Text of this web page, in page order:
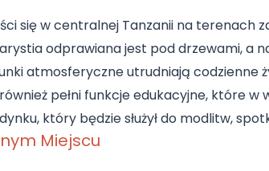
się w centralnej Tanzanii na terenach
odprawiana jest pod drzewami, a
atmosferyczne utrudniają codzienne
pełni funkcje edukacyjne, które
który będzie służył do modlitw,
Miejscu